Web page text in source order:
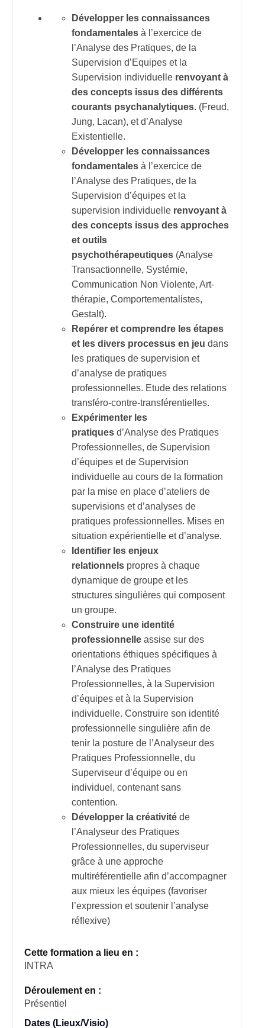
Développer les connaissances
fondamentales à l’exercice de
l’Analyse des Pratiques, de la
Supervision d’Equipes et la
Supervision individuelle renvoyant à
des concepts issus des différents
courants psychanalytiques. (Freud,
Jung, Lacan), et d’Analyse
Existentielle.
Développer les connaissances
fondamentales à l’exercice de
l’Analyse des Pratiques, de la
Supervision d’équipes et la
supervision individuelle renvoyant à
des concepts issus des approches
et outils
psychothérapeutiques (Analyse
Transactionnelle, Systémie,
Communication Non Violente, Art-
thérapie, Comportementalistes,
Gestalt).
Repérer et comprendre les étapes
et les divers processus en jeu dans
les pratiques de supervision et
d’analyse de pratiques
professionnelles. Etude des relations
transféro-contre-transférentielles.
Expérimenter les
pratiques d’Analyse des Pratiques
Professionnelles, de Supervision
d’équipes et de Supervision
individuelle au cours de la formation
par la mise en place d’ateliers de
supervisions et d’analyses de
pratiques professionnelles. Mises en
situation expérientielle et d’analyse.
Identifier les enjeux
relationnels propres à chaque
dynamique de groupe et les
structures singulières qui composent
un groupe.
Construire une identité
professionnelle assise sur des
orientations éthiques spécifiques à
l’Analyse des Pratiques
Professionnelles, à la Supervision
d’équipes et à la Supervision
individuelle. Construire son identité
professionnelle singulière afin de
tenir la posture de l’Analyseur des
Pratiques Professionnelle, du
Superviseur d’équipe ou en
individuel, contenant sans
contention.
Développer la créativité de
l’Analyseur des Pratiques
Professionnelles, du superviseur
grâce à une approche
multiréférentielle afin d’accompagner
aux mieux les équipes (favoriser
l’expression et soutenir l’analyse
réflexive)
Cette formation a lieu en :
INTRA
Déroulement en :
Présentiel
Dates (Lieux/Visio)